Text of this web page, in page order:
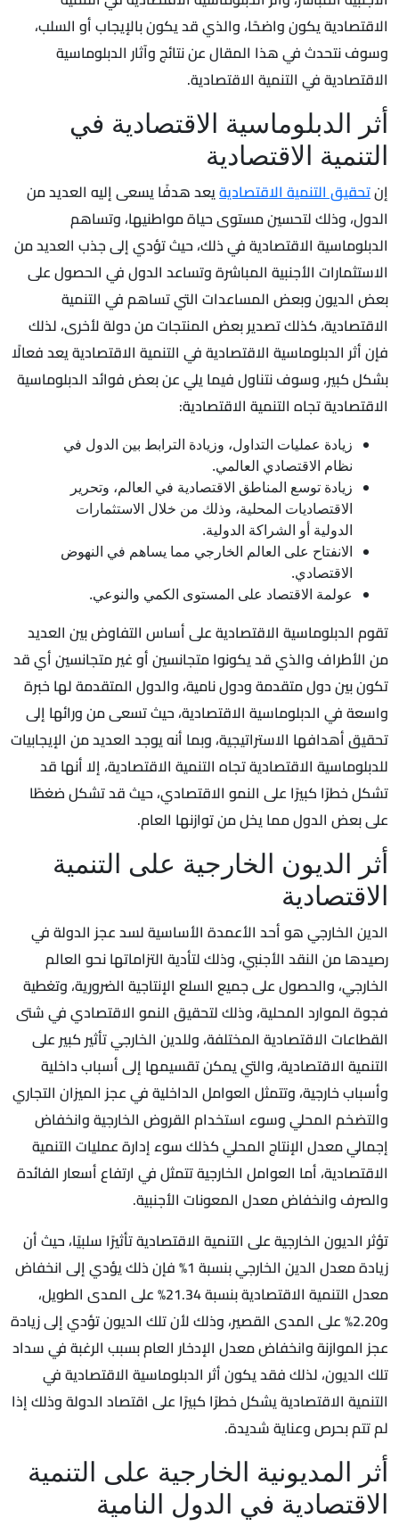
الاقتصادية يكون واضحًا، والذي قد يكون بالإيجاب أو السلب،
وسوف نتحدث في هذا المقال عن نتائج وآثار الدبلوماسية
الاقتصادية في التنمية الاقتصادية.
أثر الدبلوماسية الاقتصادية في
التنمية الاقتصادية
إنتحقيق التنمية الاقتصاديةيعد هدفًا يسعى إليه العديد من
الدول، وذلك لتحسين مستوى حياة مواطنيها، وتساهم
الدبلوماسية الاقتصادية في ذلك، حيث تؤدي إلى جذب العديد من
الاستثمارات الأجنبية المباشرة وتساعد الدول في الحصول على
بعض الديون وبعض المساعدات التي تساهم في التنمية
الاقتصادية، كذلك تصدير بعض المنتجات من دولة لأخرى، لذلك
فإن أثر الدبلوماسية الاقتصادية في التنمية الاقتصادية يعد فعالًا
بشكل كبير، وسوف نتناول فيما يلي عن بعض فوائد الدبلوماسية
الاقتصادية تجاه التنمية الاقتصادية:
زيادة عمليات التداول، وزيادة الترابط بين الدول في
نظام الاقتصادي العالمي.
زيادة توسع المناطق الاقتصادية في العالم، وتحرير
الاقتصاديات المحلية، وذلك من خلال الاستثمارات
الدولية أو الشراكة الدولية.
الانفتاح على العالم الخارجي مما يساهم في النهوض
الاقتصادي.
عولمة الاقتصاد على المستوى الكمي والنوعي.
تقوم الدبلوماسية الاقتصادية على أساس التفاوض بين العديد
من الأطراف والذي قد يكونوا متجانسين أو غير متجانسين أي قد
تكون بين دول متقدمة ودول نامية، والدول المتقدمة لها خبرة
واسعة في الدبلوماسية الاقتصادية، حيث تسعى من ورائها إلى
تحقيق أهدافها الاستراتيجية، وبما أنه يوجد العديد من الإيجابيات
للدبلوماسية الاقتصادية تجاه التنمية الاقتصادية، إلا أنها قد
تشكل خطرًا كبيرًا على النمو الاقتصادي، حيث قد تشكل ضغطًا
على بعض الدول مما يخل من توازنها العام.
أثر الديون الخارجية على التنمية
الاقتصادية
الدين الخارجي هو أحد الأعمدة الأساسية لسد عجز الدولة في
رصيدها من النقد الأجنبي، وذلك لتأدية التزاماتها نحو العالم
الخارجي، والحصول على جميع السلع الإنتاجية الضرورية، وتغطية
فجوة الموارد المحلية، وذلك لتحقيق النمو الاقتصادي في شتى
القطاعات الاقتصادية المختلفة، وللدين الخارجي تأثير كبير على
التنمية الاقتصادية، والتي يمكن تقسيمها إلى أسباب داخلية
وأسباب خارجية، وتتمثل العوامل الداخلية في عجز الميزان التجاري
والتضخم المحلي وسوء استخدام القروض الخارجية وانخفاض
إجمالي معدل الإنتاج المحلي كذلك سوء إدارة عمليات التنمية
الاقتصادية، أما العوامل الخارجية تتمثل في ارتفاع أسعار الفائدة
والصرف وانخفاض معدل المعونات الأجنبية.
تؤثر الديون الخارجية على التنمية الاقتصادية تأثيرًا سلبيًا، حيث أن
زيادة معدل الدين الخارجي بنسبة 1% فإن ذلك يؤدي إلى انخفاض
معدل التنمية الاقتصادية بنسبة 21.34% على المدى الطويل،
و2.20% على المدى القصير، وذلك لأن تلك الديون تؤدي إلى زيادة
عجز الموازنة وانخفاض معدل الإدخار العام بسبب الرغبة في سداد
تلك الديون، لذلك فقد يكون أثر الدبلوماسية الاقتصادية في
التنمية الاقتصادية يشكل خطرًا كبيرًا على اقتصاد الدولة وذلك إذا
لم تتم بحرص وعناية شديدة.
أثر المديونية الخارجية على التنمية
الاقتصادية في الدول النامية